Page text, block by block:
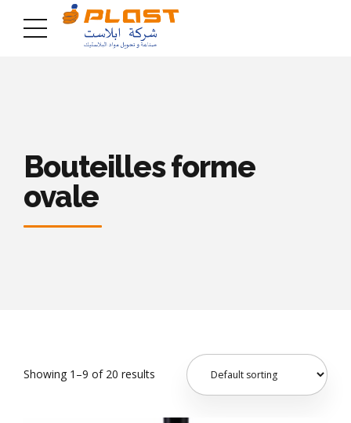
Bouteilles forme
ovale
Showing 1–9 of 20 results